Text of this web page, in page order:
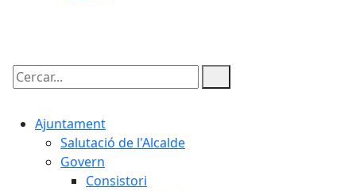
Cercar:
Ajuntament
Salutació de l'Alcalde
Govern
Consistori